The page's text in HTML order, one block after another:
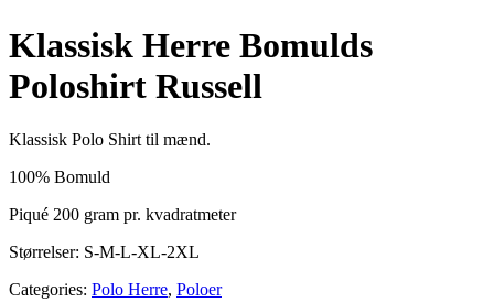
Klassisk Herre Bomulds
Poloshirt Russell
Klassisk Polo Shirt til mænd.
100% Bomuld
Piqué 200 gram pr. kvadratmeter
Størrelser: S-M-L-XL-2XL
Categories: Polo Herre, Poloer